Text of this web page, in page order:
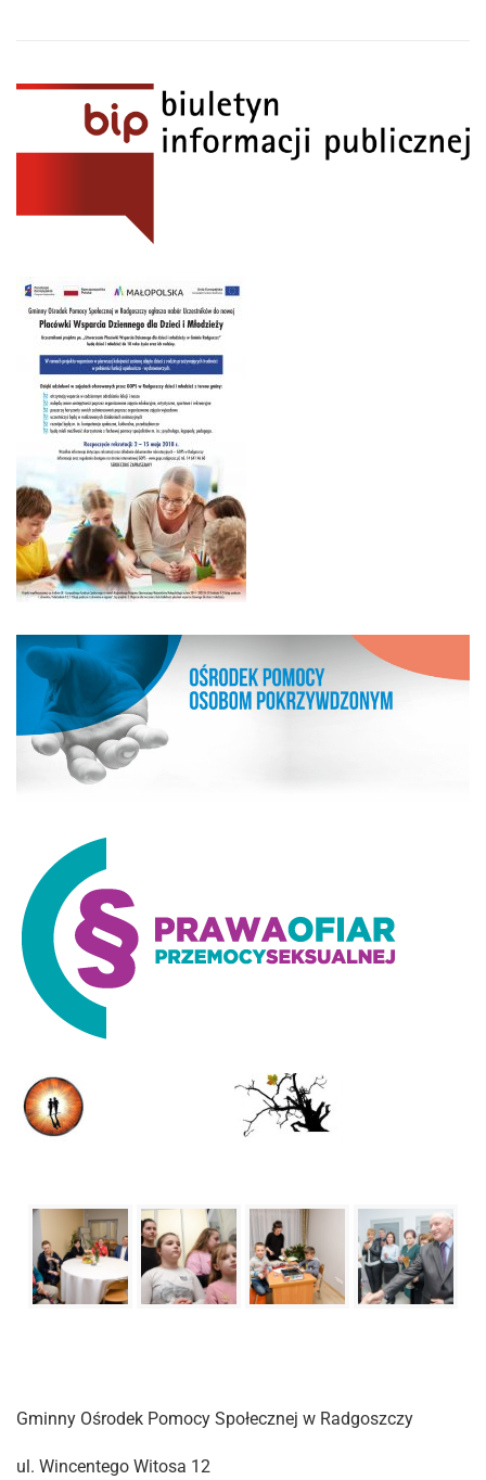
Gminny Ośrodek Pomocy Społecznej w Radgoszczy
ul. Wincentego Witosa 12